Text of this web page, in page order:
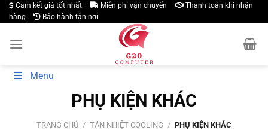
Skip
to
Cam kết giá tốt nhất Miễn phí vận chuyển
Thanh toán khi nhận
hàng
Bảo hành tận nơi
Menu
PHỤ KIỆN KHÁC
TRANG CHỦ / TẢN NHIỆT COOLING / PHỤ KIỆN KHÁC